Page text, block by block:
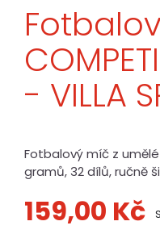
- VILLA
Fotbalový míč z
gramů, 32 dílů, ručně
159,00 Kč